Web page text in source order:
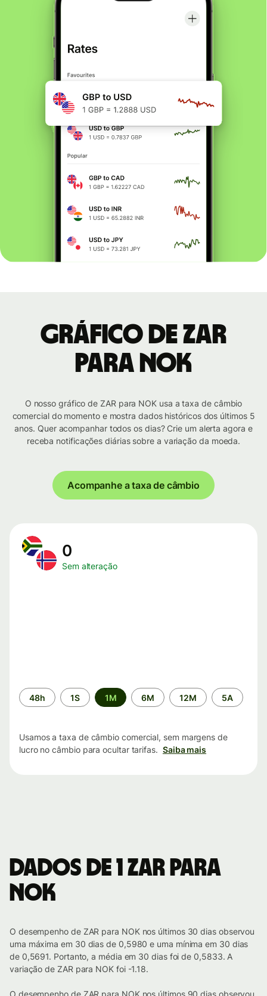
Gráfico de ZAR
para NOK
O nosso gráfico de ZAR para NOK usa a taxa de câmbio
comercial do momento e mostra dados históricos dos últimos 5
anos. Quer acompanhar todos os dias? Crie um alerta agora e
receba notificações diárias sobre a variação da moeda.
Acompanhe a taxa de câmbio
0
Sem alteração
Período
de
48h 1S 1M 6M 12M 5A
Usamos a taxa de câmbio comercial, sem margens de
lucro no câmbio para ocultar tarifas. Saiba mais
Dados de 1 ZAR para
NOK
O desempenho de ZAR para NOK nos últimos 30 dias observou
uma máxima em 30 dias de 0,5980 e uma mínima em 30 dias
de 0,5691. Portanto, a média em 30 dias foi de 0,5833. A
variação de ZAR para NOK foi -1.18.